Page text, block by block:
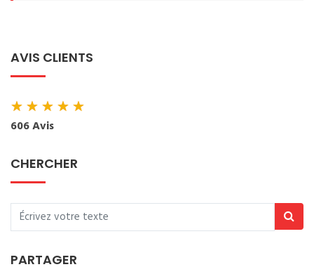
AVIS CLIENTS
★★★★★
606 Avis
CHERCHER
PARTAGER